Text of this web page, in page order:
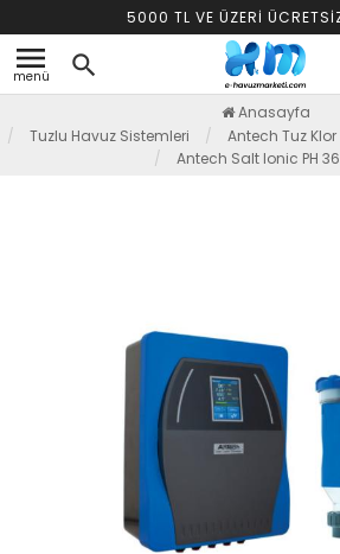
5000 TL VE ÜZERİ
menu
menü search
Anasayfa
Tuzlu Havuz Sistemleri
Antech Tuz
Antech Salt Ionic PH